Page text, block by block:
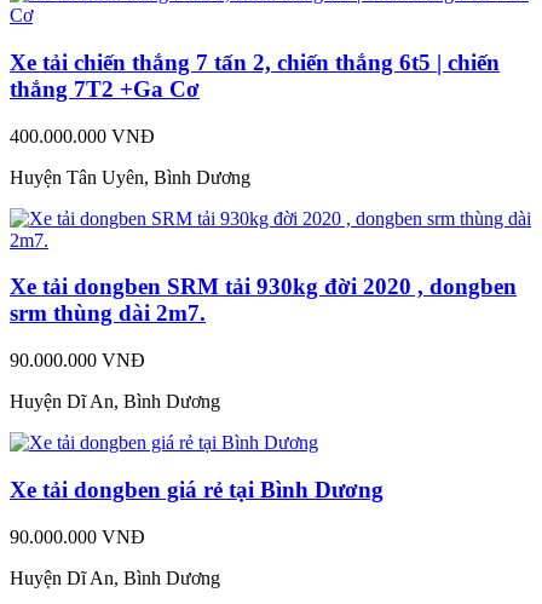
Xe tải chiến thắng 7 tấn 2, chiến thắng 6t5 | chiến
thắng 7T2 +Ga Cơ
400.000.000 VNĐ
Huyện Tân Uyên, Bình Dương
Xe tải dongben SRM tải 930kg đời 2020 , dongben
srm thùng dài 2m7.
90.000.000 VNĐ
Huyện Dĩ An, Bình Dương
Xe tải dongben giá rẻ tại Bình Dương
90.000.000 VNĐ
Huyện Dĩ An, Bình Dương